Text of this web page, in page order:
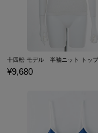
¥9,680